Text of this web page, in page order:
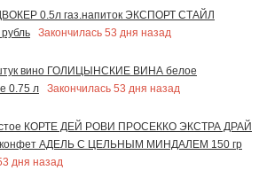
0.5л газ.напиток ЭКСПОРТ СТАЙЛ
Закончилась 53 дня назад
штук вино ГОЛИЦЫНСКИЕ ВИНА белое
0.75 л
Закончилась 53 дня назад
КОРТЕ ДЕЙ РОВИ ПРОСЕККО ЭКСТРА ДРАЙ
конфет АДЕЛЬ С ЦЕЛЬНЫМ МИНДАЛЕМ 150 гр
дня назад